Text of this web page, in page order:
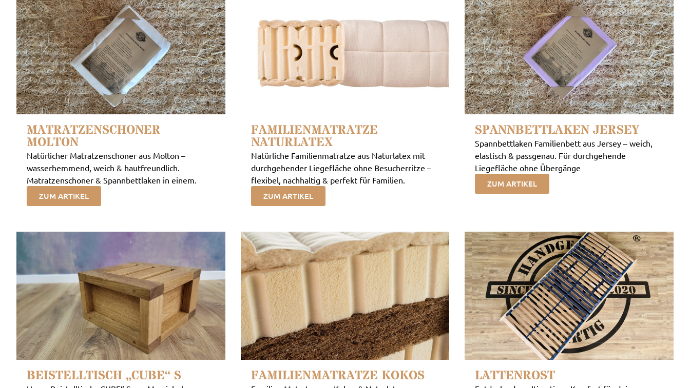
MATRATZENSCHONER
MOLTON
Natürlicher Matratzenschoner aus Molton –
wasserhemmend, weich & hautfreundlich.
Matratzenschoner & Spannbettlaken in einem.
ZUM ARTIKEL
FAMILIENMATRATZE
NATURLATEX
Natürliche Familienmatratze aus Naturlatex mit
durchgehender Liegefläche ohne Besucherritze –
flexibel, nachhaltig & perfekt für Familien.
ZUM ARTIKEL
SPANNBETTLAKEN JERSEY
Spannbettlaken Familienbett aus Jersey – weich,
elastisch & passgenau. Für durchgehende
Liegefläche ohne Übergänge
ZUM ARTIKEL
BEISTELLTISCH „CUBE“ S FAMILIENMATRATZE KOKOS LATTENROST